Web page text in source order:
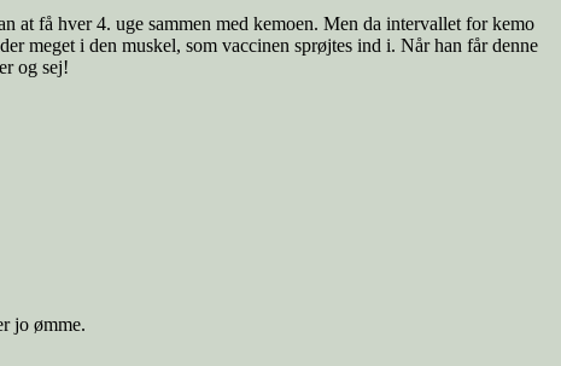
at få hver 4. uge sammen med kemoen. Men da intervallet for kemo
meget i den muskel, som vaccinen sprøjtes ind i. Når han får denne
og sej!
jo ømme.